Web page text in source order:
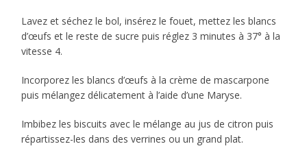
Lavez et séchez le bol, insérez le fouet, mettez les blancs
d’œufs et le reste de sucre puis réglez 3 minutes à 37° à la
vitesse 4.
Incorporez les blancs d’œufs à la crème de mascarpone
puis mélangez délicatement à l’aide d’une Maryse.
Imbibez les biscuits avec le mélange au jus de citron puis
répartissez-les dans des verrines ou un grand plat.